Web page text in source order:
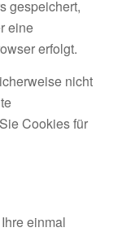
gespeichert,
eine
erfolgt.
nicht
Cookies für
einmal